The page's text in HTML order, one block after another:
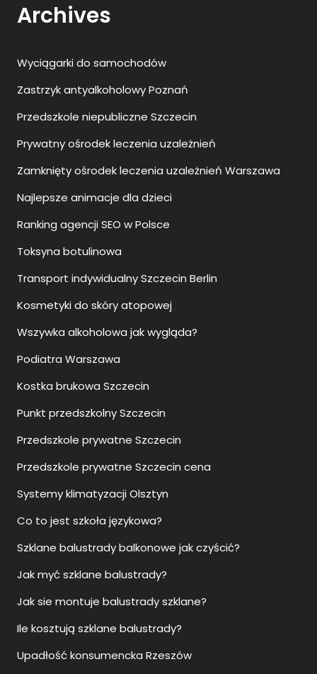
Archives
Wyciągarki do samochodów
Zastrzyk antyalkoholowy Poznań
Przedszkole niepubliczne Szczecin
Prywatny ośrodek leczenia uzależnień
Zamknięty ośrodek leczenia uzależnień Warszawa
Najlepsze animacje dla dzieci
Ranking agencji SEO w Polsce
Toksyna botulinowa
Transport indywidualny Szczecin Berlin
Kosmetyki do skóry atopowej
Wszywka alkoholowa jak wygląda?
Podiatra Warszawa
Kostka brukowa Szczecin
Punkt przedszkolny Szczecin
Przedszkole prywatne Szczecin
Przedszkole prywatne Szczecin cena
Systemy klimatyzacji Olsztyn
Co to jest szkoła językowa?
Szklane balustrady balkonowe jak czyścić?
Jak myć szklane balustrady?
Jak sie montuje balustrady szklane?
Ile kosztują szklane balustrady?
Upadłość konsumencka Rzeszów